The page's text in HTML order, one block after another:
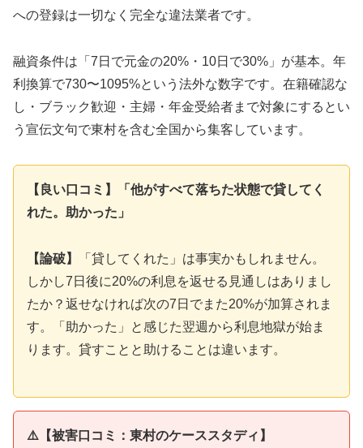
への登録は一切なく完全な違法業者です。
融資条件は「7日で元金の20%・10日で30%」が基本。年
利換算で730〜1095%という法外な数字です。在籍確認な
し・ブラック歓迎・主婦・年金受給者まで対象にするとい
う宣伝文句で東村を含む全国から集客しています。
【良い口コミ】「他がすべて落ちた状態で貸してく
れた。助かった」
【論破】
「貸してくれた」は事実かもしれません。
しかし7日後に20%の利息を返せる見通しはありまし
たか？返せなければ次の7日でまた20%が加算されま
す。「助かった」と感じた翌週から利息地獄が始ま
ります。貸すことと助けることは違います。
⚠️【被害口コミ：東村のケーススタディ】